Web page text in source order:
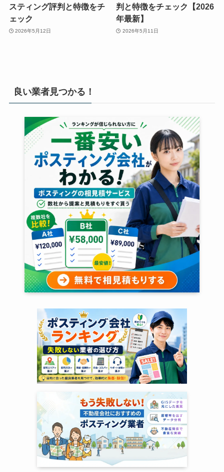
スティング評判と特徴をチ
ェック
2026年5月12日
判と特徴をチェック【2026
年最新】
2026年5月11日
良い業者見つかる！